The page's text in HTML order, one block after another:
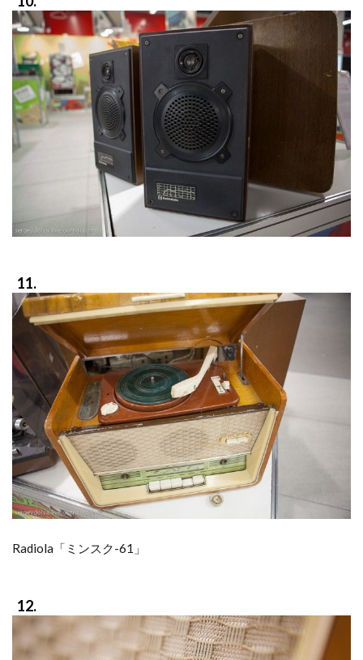
11.
Radiola「ミンスク-61」
12.